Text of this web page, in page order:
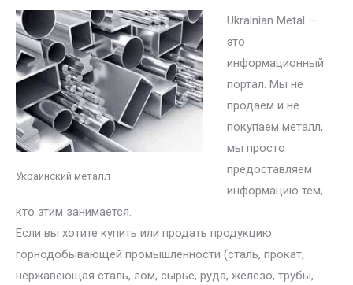
Украинский металл
Ukrainian Metal —
это
информационный
портал. Мы не
продаем и не
покупаем металл,
мы просто
предоставляем
информацию тем,
кто этим занимается.
Если вы хотите купить или продать продукцию
горнодобывающей промышленности (сталь, прокат,
нержавеющая сталь, лом, сырье, руда, железо, трубы,